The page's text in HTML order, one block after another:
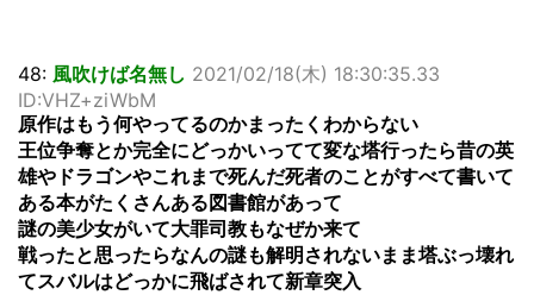
48: 風吹けば名無し 2021/02/18(木) 18:30:35.33
ID:VHZ+ziWbM
原作はもう何やってるのかまったくわからない
王位争奪とか完全にどっかいってて変な塔行ったら昔の英
雄やドラゴンやこれまで死んだ死者のことがすべて書いて
ある本がたくさんある図書館があって
謎の美少女がいて大罪司教もなぜか来て
戦ったと思ったらなんの謎も解明されないまま塔ぶっ壊れ
てスバルはどっかに飛ばされて新章突入